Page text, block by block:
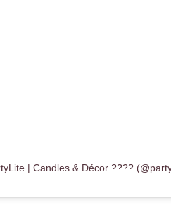
| Candles & Décor ????